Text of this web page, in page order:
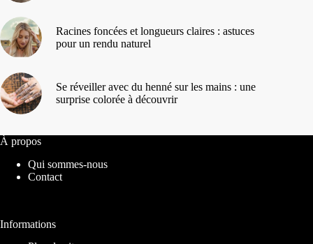
Racines foncées et longueurs claires : astuces
pour un rendu naturel
Se réveiller avec du henné sur les mains : une
surprise colorée à découvrir
À propos
Qui sommes-nous
Contact
Informations